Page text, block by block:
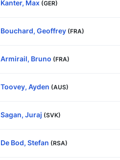
Kanter, Max (GER)
Bouchard, Geoffrey (FRA)
Armirail, Bruno (FRA)
Toovey, Ayden (AUS)
Sagan, Juraj (SVK)
De Bod, Stefan (RSA)